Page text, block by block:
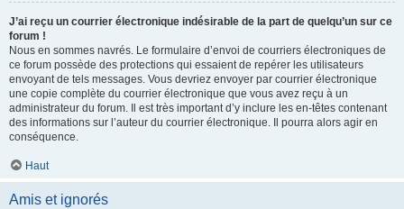
J’ai reçu un courrier électronique indésirable de la part de quelqu’un sur ce
forum !
Nous en sommes navrés. Le formulaire d’envoi de courriers électroniques de
ce forum possède des protections qui essaient de repérer les utilisateurs
envoyant de tels messages. Vous devriez envoyer par courrier électronique
une copie complète du courrier électronique que vous avez reçu à un
administrateur du forum. Il est très important d’y inclure les en-têtes contenant
des informations sur l’auteur du courrier électronique. Il pourra alors agir en
conséquence.
Haut
Amis et ignorés